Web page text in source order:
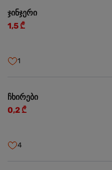
ჯინჯერი
1,5 ₾
1
ჩხირები
0,2 ₾
4